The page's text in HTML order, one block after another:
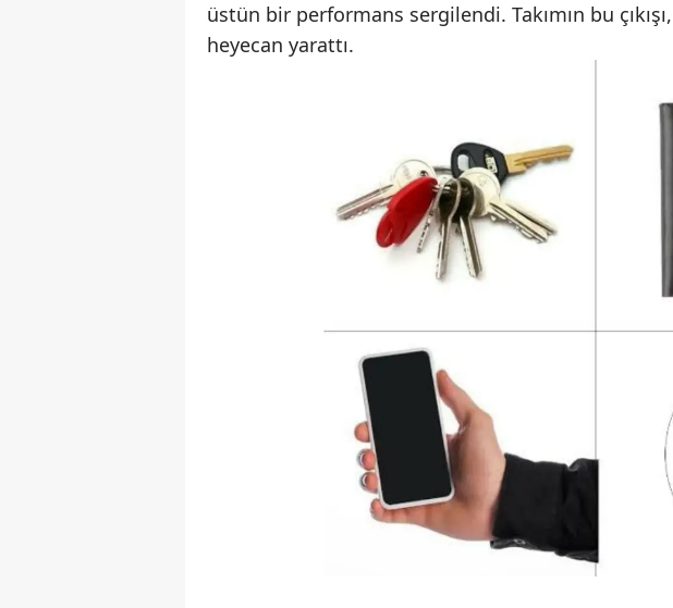
üstün bir performans sergilendi. Takımın bu
heyecan yarattı.